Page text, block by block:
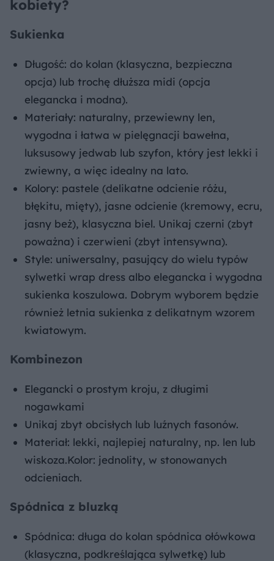
kobiety?
Sukienka
Długość: do kolan (klasyczna, bezpieczna
opcja) lub trochę dłuższa midi (opcja
elegancka i modna).
Materiały: naturalny, przewiewny len,
wygodna i łatwa w pielęgnacji bawełna,
luksusowy jedwab lub szyfon, który jest lekki i
zwiewny, a więc idealny na lato.
Kolory: pastele (delikatne odcienie różu,
błękitu, mięty), jasne odcienie (kremowy, ecru,
jasny beż), klasyczna biel. Unikaj czerni (zbyt
poważna) i czerwieni (zbyt intensywna).
Style: uniwersalny, pasujący do wielu typów
sylwetki wrap dress albo elegancka i wygodna
sukienka koszulowa. Dobrym wyborem będzie
również letnia sukienka z delikatnym wzorem
kwiatowym.
Kombinezon
Elegancki o prostym kroju, z długimi
nogawkami
Unikaj zbyt obcisłych lub luźnych fasonów.
Materiał: lekki, najlepiej naturalny, np. len lub
wiskoza.Kolor: jednolity, w stonowanych
odcieniach.
Spódnica z bluzką
Spódnica: długa do kolan spódnica ołówkowa
(klasyczna, podkreślająca sylwetkę) lub